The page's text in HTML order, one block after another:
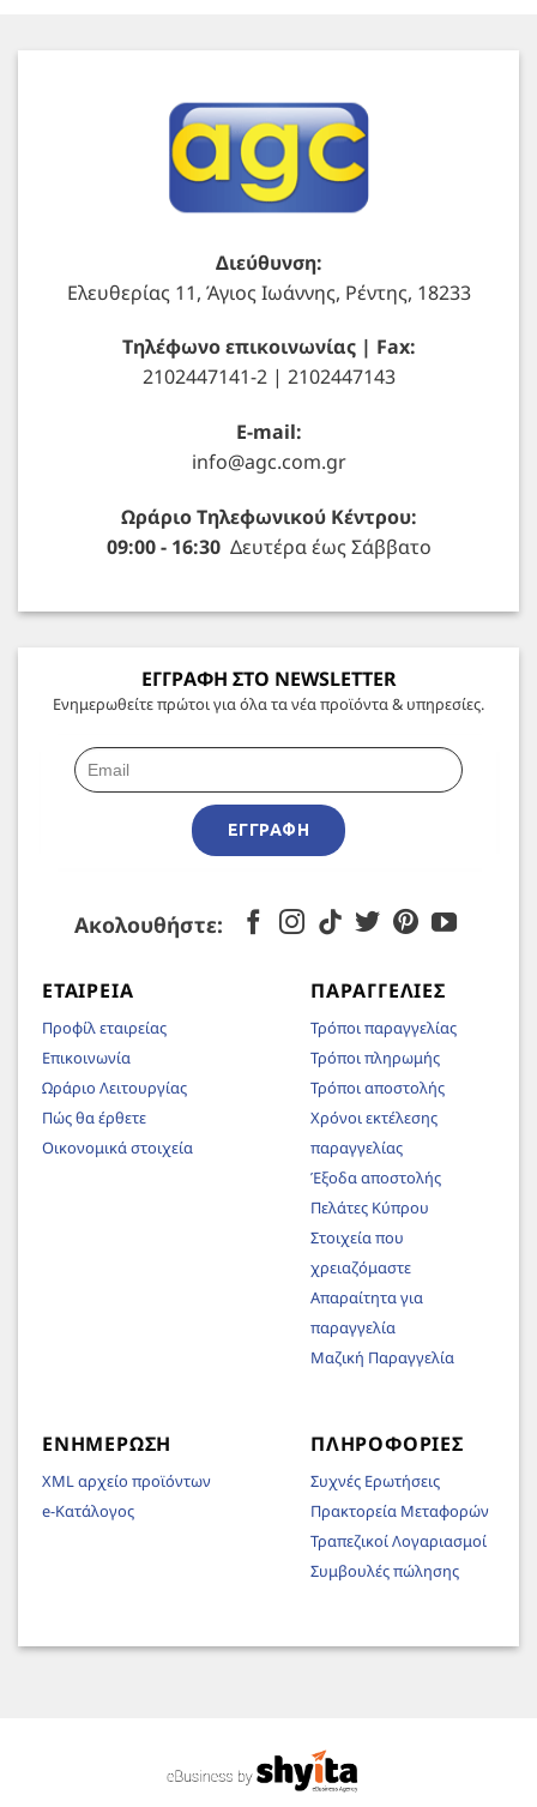
Διεύθυνση:
Ελευθερίας 11, Άγιος Ιωάννης, Ρέντης, 18233
Τηλέφωνο επικοινωνίας | Fax:
2102447141-2 | 2102447143
E-mail:
info@agc.com.gr
Ωράριο Τηλεφωνικού Κέντρου:
09:00 - 16:30Δευτέρα έως Σάββατο
ΕΓΓΡΑΦΗ ΣΤΟ NEWSLETTER
Ενημερωθείτε πρώτοι για όλα τα νέα προϊόντα & υπηρεσίες.
ΕΓΓΡΑΦΉ
Ακολουθήστε:
ΕΤΑΙΡΕΊΑ
Προφίλ εταιρείας
Επικοινωνία
Ωράριο Λειτουργίας
Πώς θα έρθετε
Οικονομικά στοιχεία
ΠΑΡΑΓΓΕΛΊΕΣ
Τρόποι παραγγελίας
Τρόποι πληρωμής
Τρόποι αποστολής
Χρόνοι εκτέλεσης
παραγγελίας
Έξοδα αποστολής
Πελάτες Κύπρου
Στοιχεία που
χρειαζόμαστε
Απαραίτητα για
παραγγελία
Μαζική Παραγγελία
ΕΝΗΜΈΡΩΣΗ
XML αρχείο προϊόντων
e-Κατάλογος
ΠΛΗΡΟΦΟΡΊΕΣ
Συχνές Ερωτήσεις
Πρακτορεία Μεταφορών
Τραπεζικοί Λογαριασμοί
Συμβουλές πώλησης